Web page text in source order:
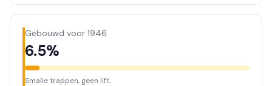
Gebouwd voor 1946
6.5%
Smalle trappen, geen lift.